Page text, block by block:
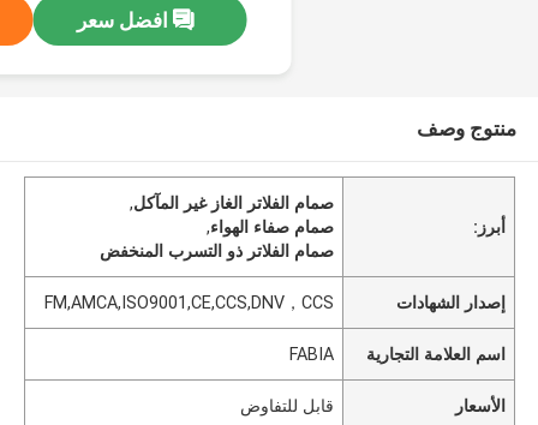
افضل سعر
منتوج وصف
أبرز:
صمام الفلاتر الغاز غير المآكل,
صمام صفاء الهواء,
صمام الفلاتر ذو التسرب المنخفض
إصدار الشهادات FM,AMCA,ISO9001,CE,CCS,DNV，CCS
اسم العلامة التجارية FABIA
الأسعار قابل للتفاوض